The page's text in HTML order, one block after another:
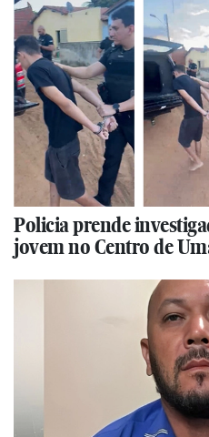
Policia prende
jovem no Centro de